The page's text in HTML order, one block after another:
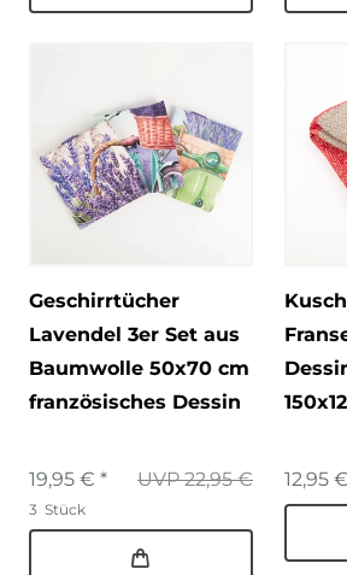
Geschirrtücher
Lavendel 3er Set aus
Baumwolle 50x70 cm
französisches Dessin
UVP 22,95 €
19,95 € *
3 Stück
12,95